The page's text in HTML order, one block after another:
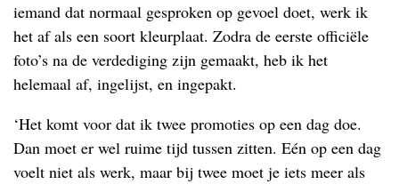
iemand dat normaal gesproken op gevoel doet, werk ik
het af als een soort kleurplaat. Zodra de eerste officiële
foto’s na de verdediging zijn gemaakt, heb ik het
helemaal af, ingelijst, en ingepakt.
‘Het komt voor dat ik twee promoties op een dag doe.
Dan moet er wel ruime tijd tussen zitten. Eén op een dag
voelt niet als werk, maar bij twee moet je iets meer als